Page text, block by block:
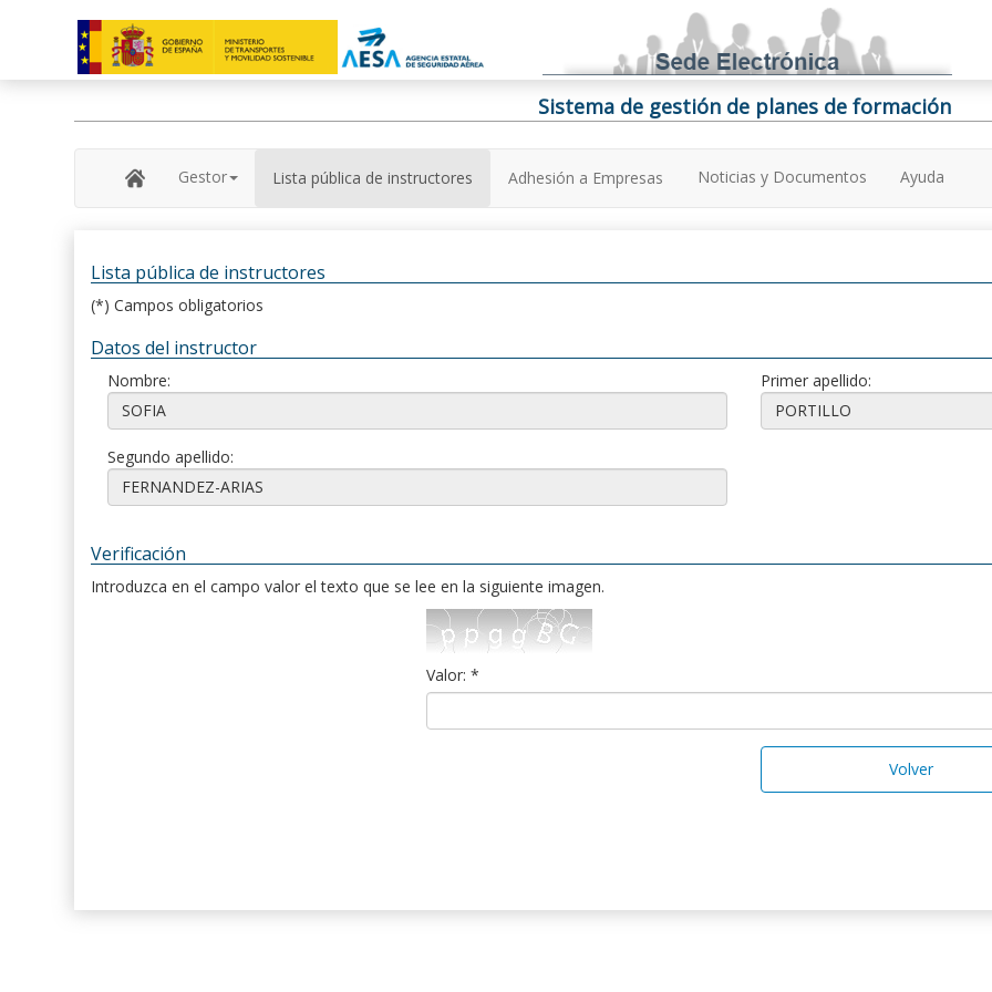
Sistema de gestión de planes de formación
Gestor Lista pública de instructores Adhesión a Empresas Noticias y Documentos Ayuda
Lista pública de instructores
(*) Campos obligatorios
Datos del instructor
Nombre: Primer apellido:
Segundo apellido:
Verificación
Introduzca en el campo valor el texto que se lee en la siguiente imagen.
Valor: *
Volver